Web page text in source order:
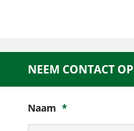
NEEM CONTACT OP
Naam *